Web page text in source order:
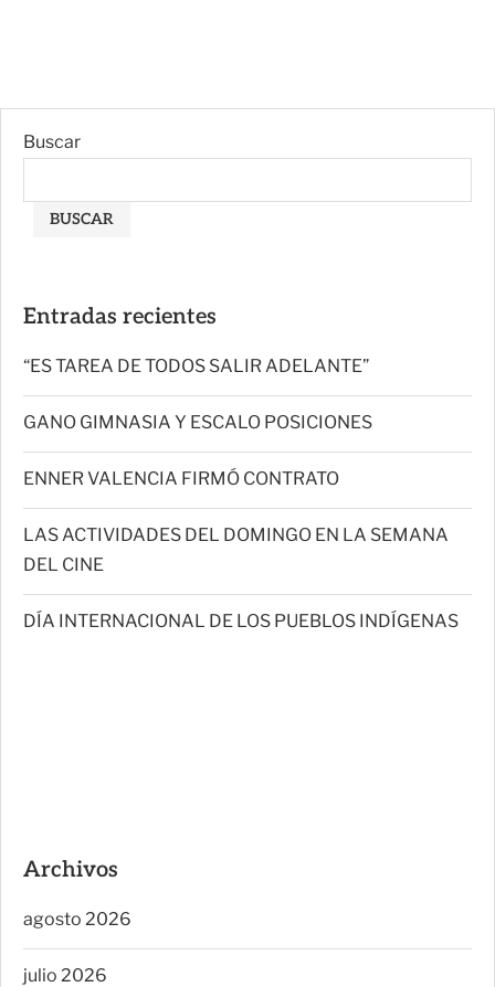
Buscar
BUSCAR
Entradas recientes
“ES TAREA DE TODOS SALIR ADELANTE”
GANO GIMNASIA Y ESCALO POSICIONES
ENNER VALENCIA FIRMÓ CONTRATO
LAS ACTIVIDADES DEL DOMINGO EN LA SEMANA
DEL CINE
DÍA INTERNACIONAL DE LOS PUEBLOS INDÍGENAS
Archivos
agosto 2026
julio 2026